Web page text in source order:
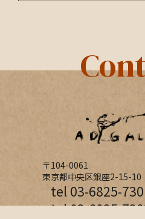
〒104-0061
東京都中央区銀座2-15-10
tel 03-6825-
tel 03-6825-